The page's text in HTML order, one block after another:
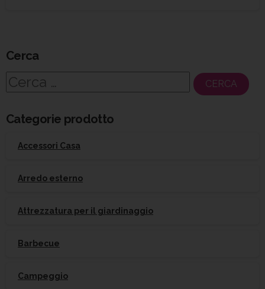
Cerca
Ricerca
Categorie prodotto
Accessori Casa
Arredo esterno
Attrezzatura per il giardinaggio
Barbecue
Campeggio